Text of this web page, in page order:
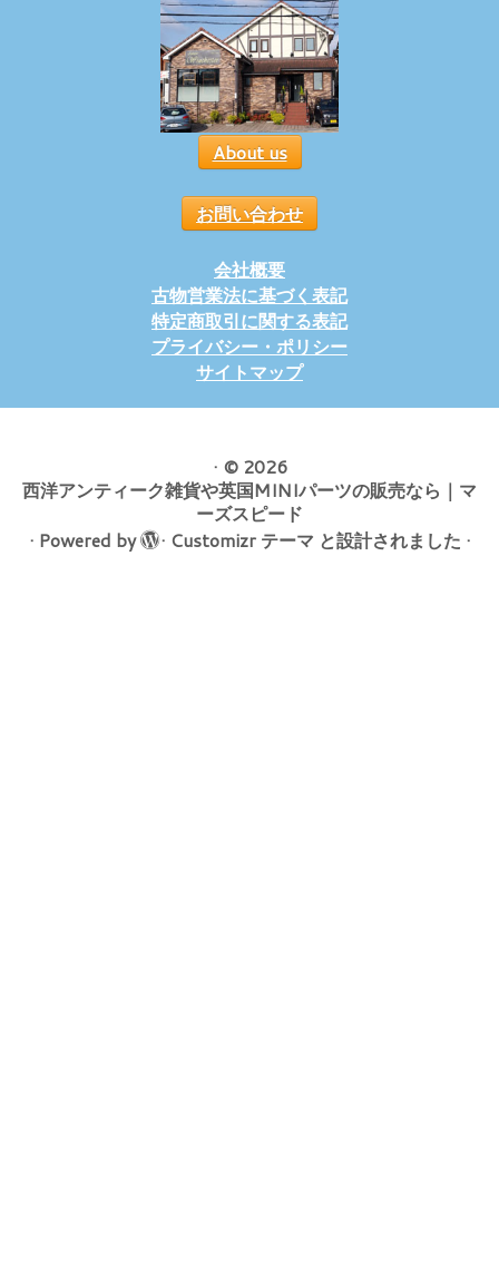
About us
お問い合わせ
会社概要
古物営業法に基づく表記
特定商取引に関する表記
プライバシー・ポリシー
サイトマップ
· © 2026
西洋アンティーク雑貨や英国MINIパーツの販売なら｜マ
ーズスピード
· Powered by · Customizr テーマ と設計されました ·